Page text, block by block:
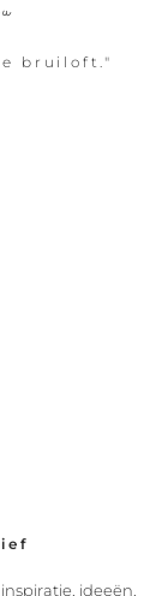
bruiloft."
ideeën,